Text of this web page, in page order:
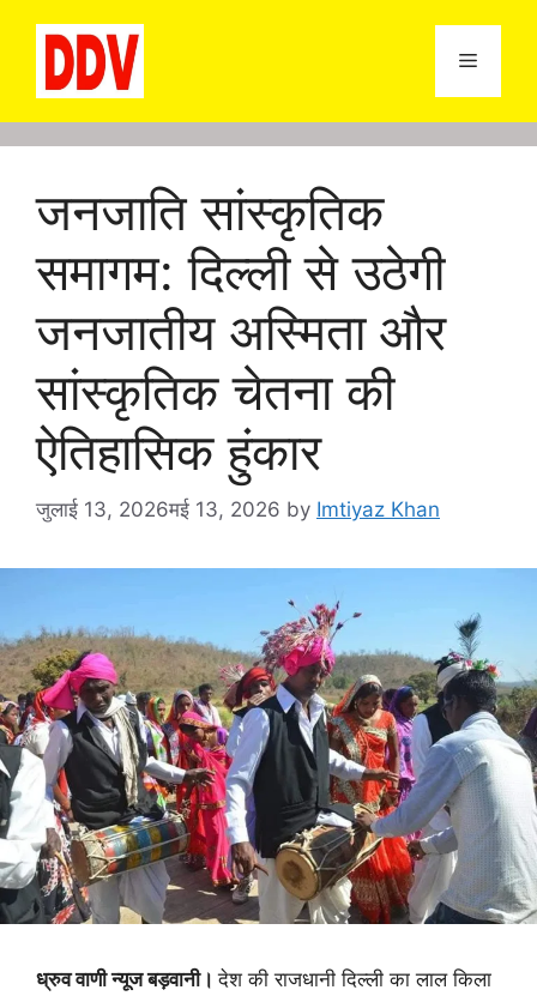
content
Menu
जनजाति सांस्कृतिक
समागम: दिल्ली से उठेगी
जनजातीय अस्मिता और
सांस्कृतिक चेतना की
ऐतिहासिक हुंकार
जुलाई 13, 2026मई 13, 2026 by Imtiyaz Khan
ध्रुव वाणी न्यूज बड़वानी।देश की राजधानी दिल्ली का लाल किला